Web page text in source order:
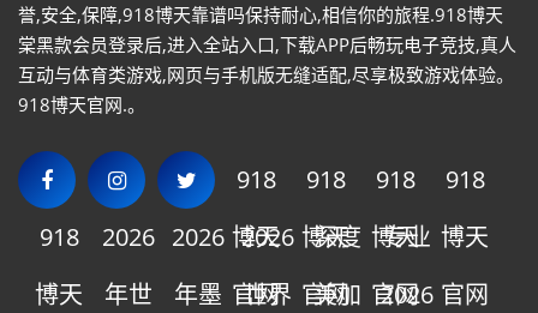
誉,安全,保障,918博天靠谱吗保持耐心,相信你的旅程.918博天
棠黑款会员登录后,进入全站入口,下载APP后畅玩电子竞技,真人
互动与体育类游戏,网页与手机版无缝适配,尽享极致游戏体验。
918博天官网.。
918
博天
官网
918
博天
官网
918
博天
官网
918
博天
官网
918
博天
2026
年世
2026
年墨
2026
世界
深度
美加
专业
2026